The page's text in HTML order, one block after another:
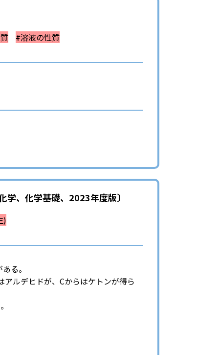
#溶液の性質
、化学基礎、2023年度版〕
)
る。
ルデヒドが、Cからはケトンが得ら